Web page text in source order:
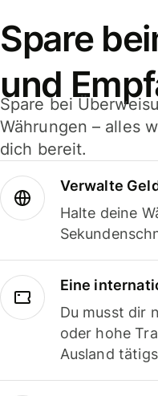
Spare
und
Spare bei
Währungen – alles
dich bereit.
Verwalte
Halte deine
Eine
Du musst dir
oder hohe
Ausland